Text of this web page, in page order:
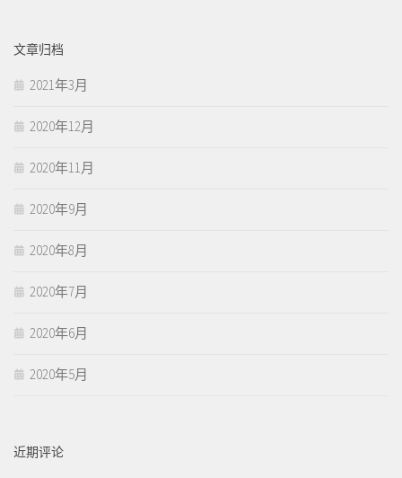
文章归档
2021年3月
2020年12月
2020年11月
2020年9月
2020年8月
2020年7月
2020年6月
2020年5月
近期评论